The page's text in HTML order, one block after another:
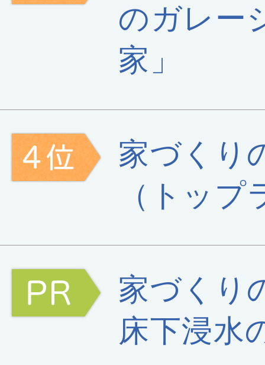
のガレー
家」
家づくり
（トッ
家づくり
床下浸水